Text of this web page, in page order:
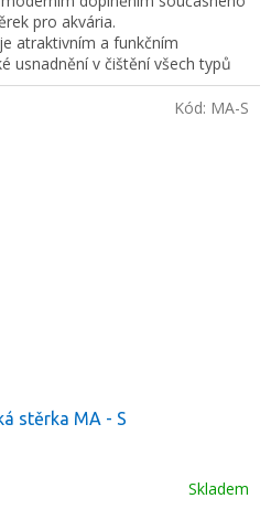
pro akvária.
atraktivním a funkčním
usnadnění v čištění všech typů
stěrka MA - S
Skladem
Kód: MA-S